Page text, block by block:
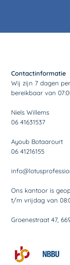
Contactinformatie
Wij zijn 7 dagen
bereikbaar van
Niels Willems
06 41631537
Ayoub Botaarourt
06 41216155
Ons kantoor is
t/m vrijdag van
Groenestraat 47,